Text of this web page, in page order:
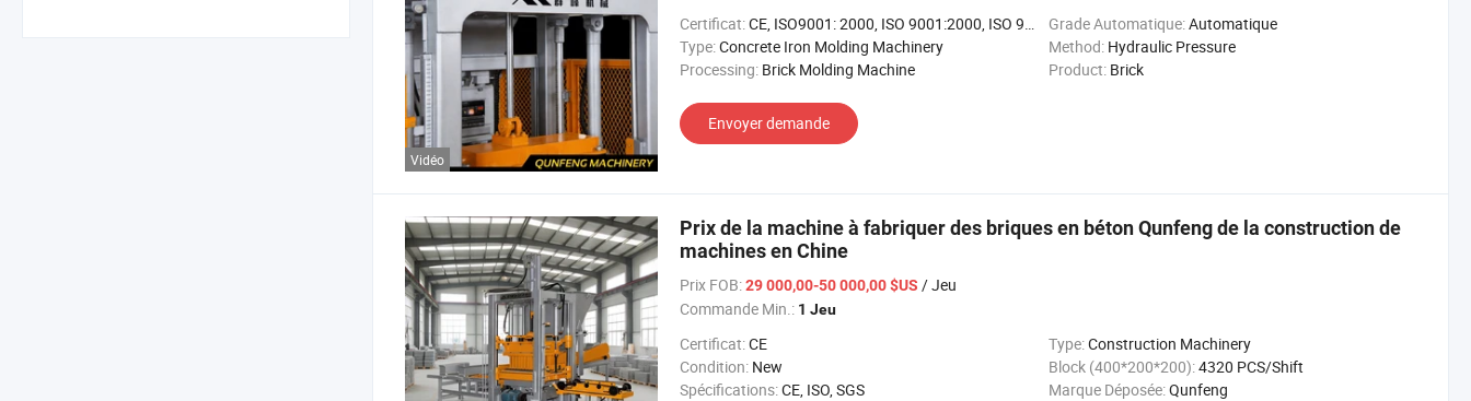
Vidéo
Certificat:CE, ISO9001: 2000, ISO 9001:2000, ISO 9001:2008 Grade Automatique:Automatique
Type:Concrete Iron Molding Machinery Method: Hydraulic Pressure
Processing: Brick Molding Machine Product: Brick
Envoyer demande
Prix de la machine à fabriquer des briques en béton Qunfeng de la construction de
machines en Chine
Prix FOB:29 000,00-50 000,00 $US / Jeu
Commande Min.: 1 Jeu
Certificat:CE Type:Construction Machinery
Condition: New Block (400*200*200):4320 PCS/Shift
Spécifications:CE, ISO, SGS Marque Déposée:Qunfeng